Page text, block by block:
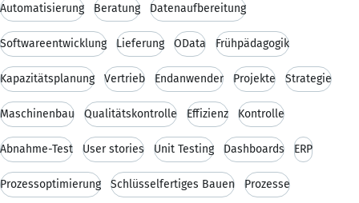
Automatisierung Beratung Datenaufbereitung
Softwareentwicklung Lieferung OData Frühpädagogik
Kapazitätsplanung Vertrieb Endanwender Projekte Strategie
Maschinenbau Qualitätskontrolle Effizienz Kontrolle
Abnahme-Test User stories Unit Testing Dashboards ERP
Prozessoptimierung Schlüsselfertiges Bauen Prozesse